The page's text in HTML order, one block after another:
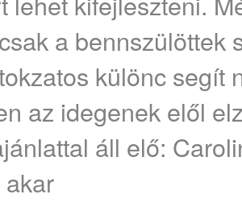
a bennszülöttek
különc segít
az idegenek elől
áll elő: